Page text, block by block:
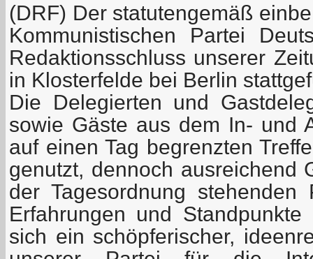
(DRF) Der statutengemäß
Kommunistischen Partei
Redaktionsschluss unserer
in Klosterfelde bei Berlin
Die Delegierten und
sowie Gäste aus dem In- und
auf einen Tag begrenzten
genutzt, dennoch ausreichend
der Tagesordnung stehenden
Erfahrungen und
sich ein schöpferischer,